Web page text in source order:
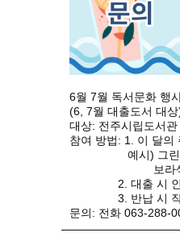
6월 7월 독서문화 행
(6, 7월 대출도서 대상
대상: 전주시립도서
참여 방법: 1. 이 달의
예시) 그린게이블
보라색 히비
2. 대출 시 인증
3. 반납 시 작성한
문의: 전화 063-288-